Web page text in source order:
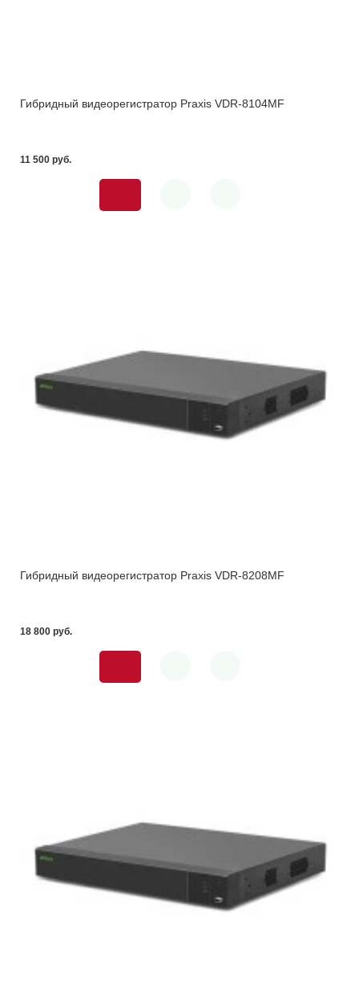
Гибридный видеорегистратор Praxis VDR-8104MF
11 500 pуб.
Гибридный видеорегистратор Praxis VDR-8208MF
18 800 pуб.